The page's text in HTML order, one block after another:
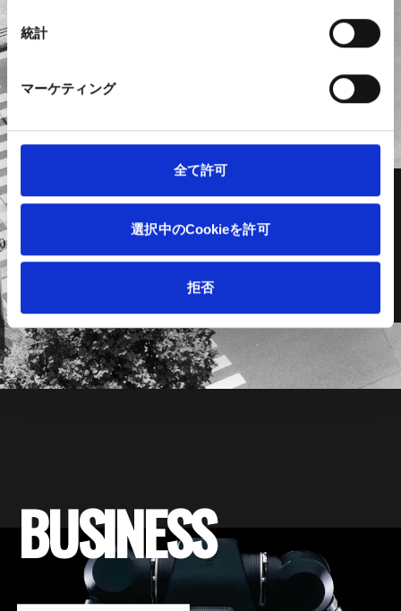
統計
マーケティング
全て許可
選択中のCookieを許可
拒否
私たちは成長著しいテクノロジー分野において、新規事業を多
角的に展開しています。世の中の常識や慣習に流されず物事の
これにより持続的に新規事業への挑戦を可能にしています。
BUSINESS